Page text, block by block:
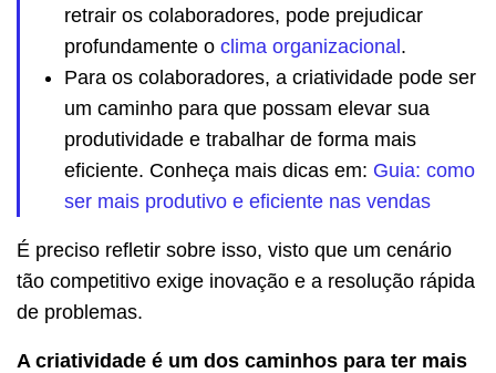
retrair os colaboradores, pode prejudicar
profundamente o clima organizacional.
Para os colaboradores, a criatividade pode ser
um caminho para que possam elevar sua
produtividade e trabalhar de forma mais
eficiente. Conheça mais dicas em: Guia: como
ser mais produtivo e eficiente nas vendas
É preciso refletir sobre isso, visto que um cenário
tão competitivo exige inovação e a resolução rápida
de problemas.
A criatividade é um dos caminhos para ter mais